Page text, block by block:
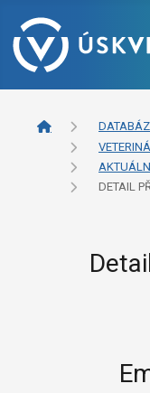
DETAIL